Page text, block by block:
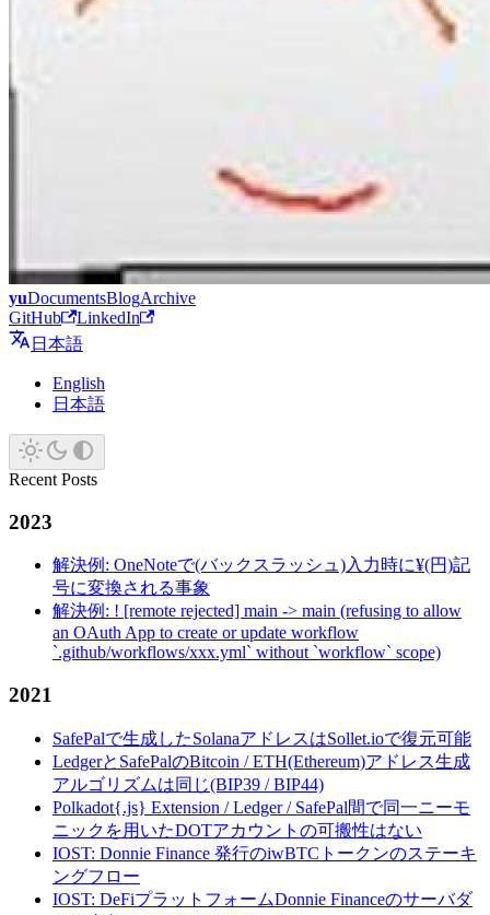
yuDocumentsBlogArchive
GitHub
LinkedIn
日本語
English
日本語
Recent Posts
2023
解決例: OneNoteで(バックスラッシュ)入力時に¥(円)記
号に変換される事象
解決例: ! [remote rejected] main -> main (refusing to allow
an OAuth App to create or update workflow
`.github/workflows/xxx.yml` without `workflow` scope)
2021
SafePalで生成したSolanaアドレスはSollet.ioで復元可能
LedgerとSafePalのBitcoin / ETH(Ethereum)アドレス生成
アルゴリズムは同じ(BIP39 / BIP44)
Polkadot{.js} Extension / Ledger / SafePal間で同一ニーモ
ニックを用いたDOTアカウントの可搬性はない
IOST: Donnie Finance 発行のiwBTCトークンのステーキ
ングフロー
IOST: DeFiプラットフォームDonnie Financeのサーバダ